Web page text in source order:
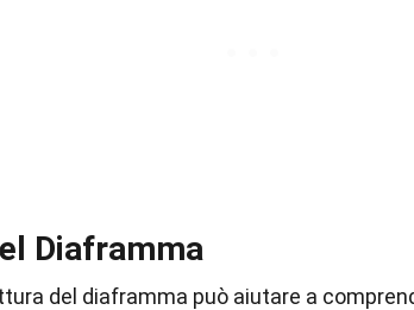
Diaframma
del diaframma può aiutare a